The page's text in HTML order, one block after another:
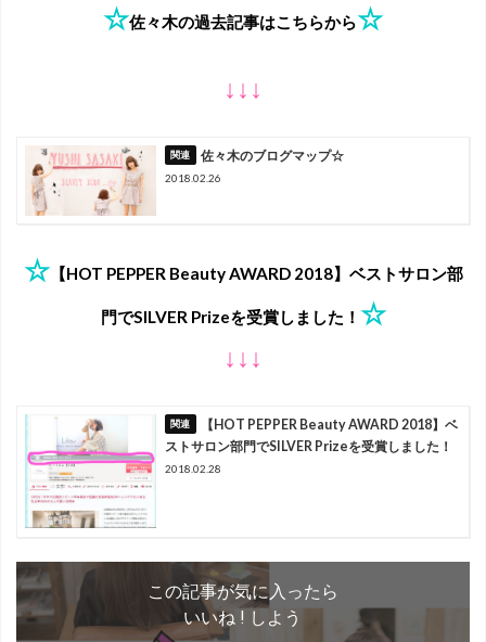
☆佐々木の過去記事はこちらから☆
↓↓↓
佐々木のブログマップ☆
2018.02.26
☆【HOT PEPPER Beauty AWARD 2018】ベストサロン部
門でSILVER Prizeを受賞しました！ ☆
↓↓↓
【HOT PEPPER Beauty AWARD 2018】ベ
ストサロン部門でSILVER Prizeを受賞しました！
2018.02.28
この記事が気に入ったら
いいね ! しよう